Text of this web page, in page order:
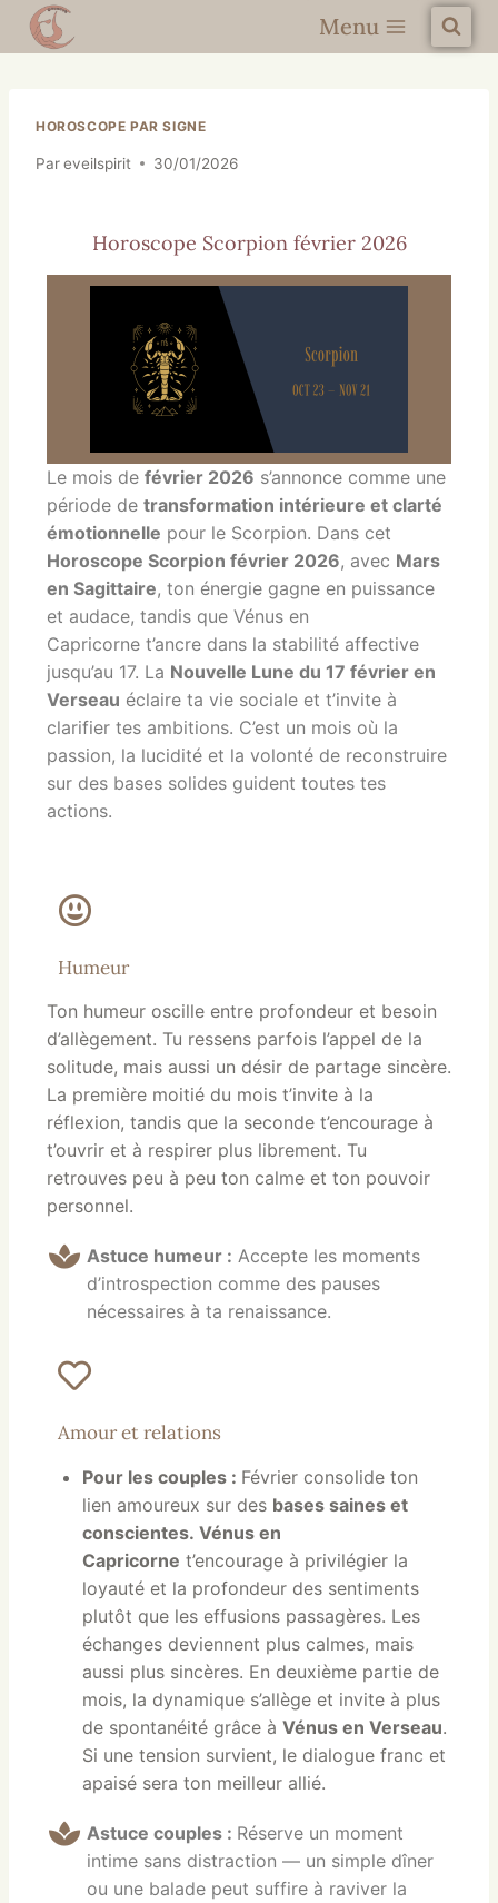
Menu
HOROSCOPE PAR SIGNE
Pareveilspirit 30/01/2026
Horoscope Scorpion février 2026
Le mois de février 2026 s’annonce comme une
période de transformation intérieure et clarté
émotionnelle pour le Scorpion. Dans cet
Horoscope Scorpion février 2026, avec Mars
en Sagittaire, ton énergie gagne en puissance
et audace, tandis que Vénus en
Capricorne t’ancre dans la stabilité affective
jusqu’au 17. La Nouvelle Lune du 17 février en
Verseau éclaire ta vie sociale et t’invite à
clarifier tes ambitions. C’est un mois où la
passion, la lucidité et la volonté de reconstruire
sur des bases solides guident toutes tes
actions.
Humeur
Ton humeur oscille entre profondeur et besoin
d’allègement. Tu ressens parfois l’appel de la
solitude, mais aussi un désir de partage sincère.
La première moitié du mois t’invite à la
réflexion, tandis que la seconde t’encourage à
t’ouvrir et à respirer plus librement. Tu
retrouves peu à peu ton calme et ton pouvoir
personnel.
Astuce humeur : Accepte les moments
d’introspection comme des pauses
nécessaires à ta renaissance.
Amour et relations
Pour les couples : Février consolide ton
lien amoureux sur des bases saines et
conscientes. Vénus en
Capricorne t’encourage à privilégier la
loyauté et la profondeur des sentiments
plutôt que les effusions passagères. Les
échanges deviennent plus calmes, mais
aussi plus sincères. En deuxième partie de
mois, la dynamique s’allège et invite à plus
de spontanéité grâce à Vénus en Verseau.
Si une tension survient, le dialogue franc et
apaisé sera ton meilleur allié.
Astuce couples : Réserve un moment
intime sans distraction — un simple dîner
ou une balade peut suffire à raviver la